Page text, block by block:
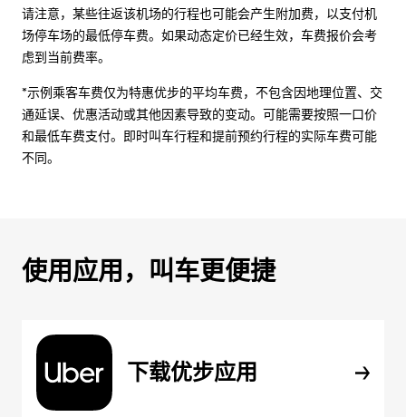
请注意，某些往返该机场的行程也可能会产生附加费，以支付机
场停车场的最低停车费。如果动态定价已经生效，车费报价会考
虑到当前费率。
*示例乘客车费仅为特惠优步的平均车费，不包含因地理位置、交
通延误、优惠活动或其他因素导致的变动。可能需要按照一口价
和最低车费支付。即时叫车行程和提前预约行程的实际车费可能
不同。
使用应用，叫车更便捷
下载优步应用